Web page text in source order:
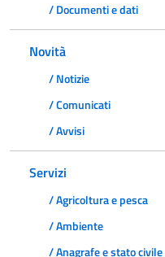
/ Documenti e dati
Novità
/ Notizie
/ Comunicati
/ Avvisi
Servizi
/ Agricoltura e pesca
/ Ambiente
/ Anagrafe e stato civile